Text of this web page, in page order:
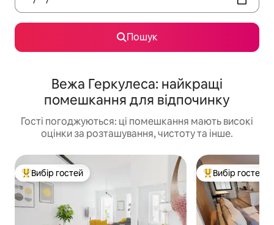
Пошук
Вежа Геркулеса: найкращі
помешкання для відпочинку
Гості погоджуються: ці помешкання мають високі
оцінки за розташування, чистоту та інше.
Топ вибір гостей
Вибір гостей Топ вибір гостей
Вибір гостей